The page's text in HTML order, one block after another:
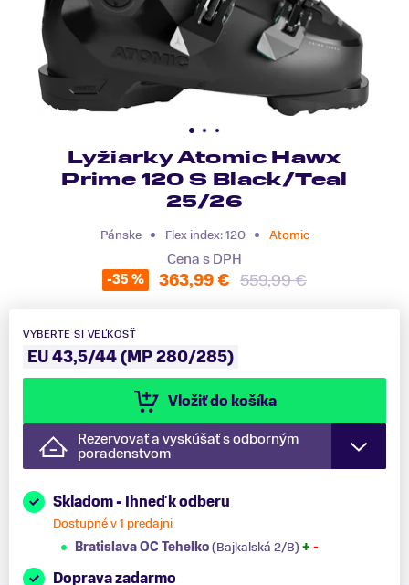
Lyžiarky Atomic Hawx
Prime 120 S Black/Teal
25/26
Pánske Flex index: 120 Atomic
Cena s DPH
-35 % 363,99 € 559,99 €
VYBERTE SI VEĽKOSŤ
EU 43,5/44 (MP 280/285)
Vložiť do košíka
Rezervovať a vyskúšať s odborným
poradenstvom
Skladom - Ihneď k odberu
Dostupné v 1 predajni
Bratislava OC Tehelko(Bajkalská 2/B) + -
Doprava zadarmo